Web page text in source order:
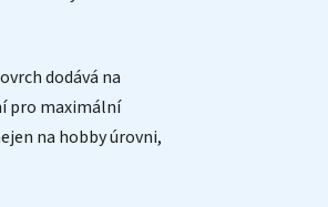
dodává na
pro maximální
na hobby úrovni,